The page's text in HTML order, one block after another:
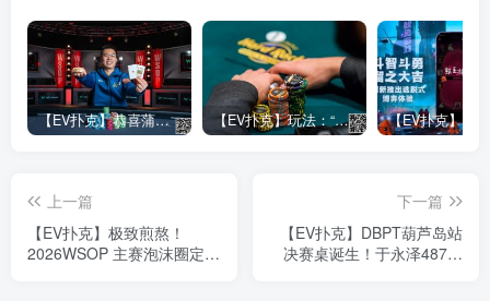
【EV扑克】恭喜蒲蔚然赛事#65夺冠，收获国人2023WSOP第六条金手链，奖金93万刀！ 【EV扑克】玩法：“松弱鱼/松凶鱼打法”的基本攻略
上一篇
【EV扑克】极致煎熬！
2026WSOP 主赛泡沫圈定档
下一篇
【EV扑克】DBPT葫芦岛站
决赛桌诞生！于永泽487万